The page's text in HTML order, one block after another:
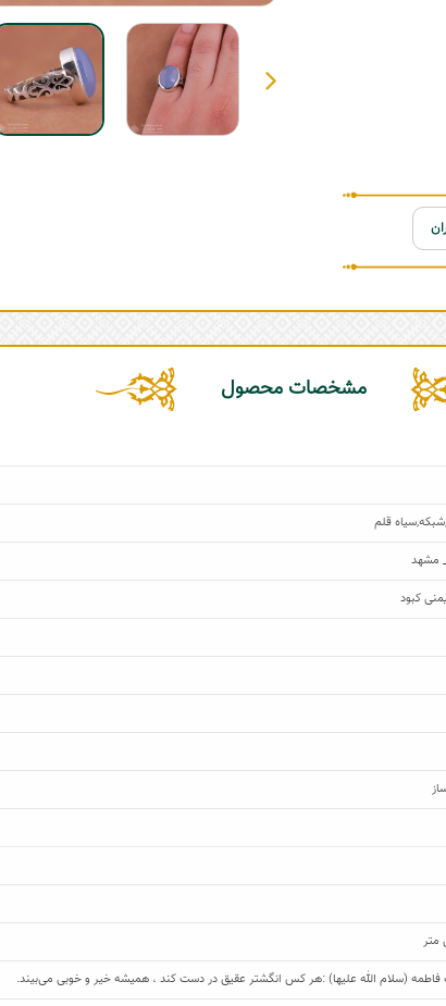
مشخصات محصول
شبکه,سیاه قلم
مشهد
کبود
(سلام الله علیها) :هر کس انگشتر عقیق در دست کند ، همیشه خیر و خوبی می‌بیند.